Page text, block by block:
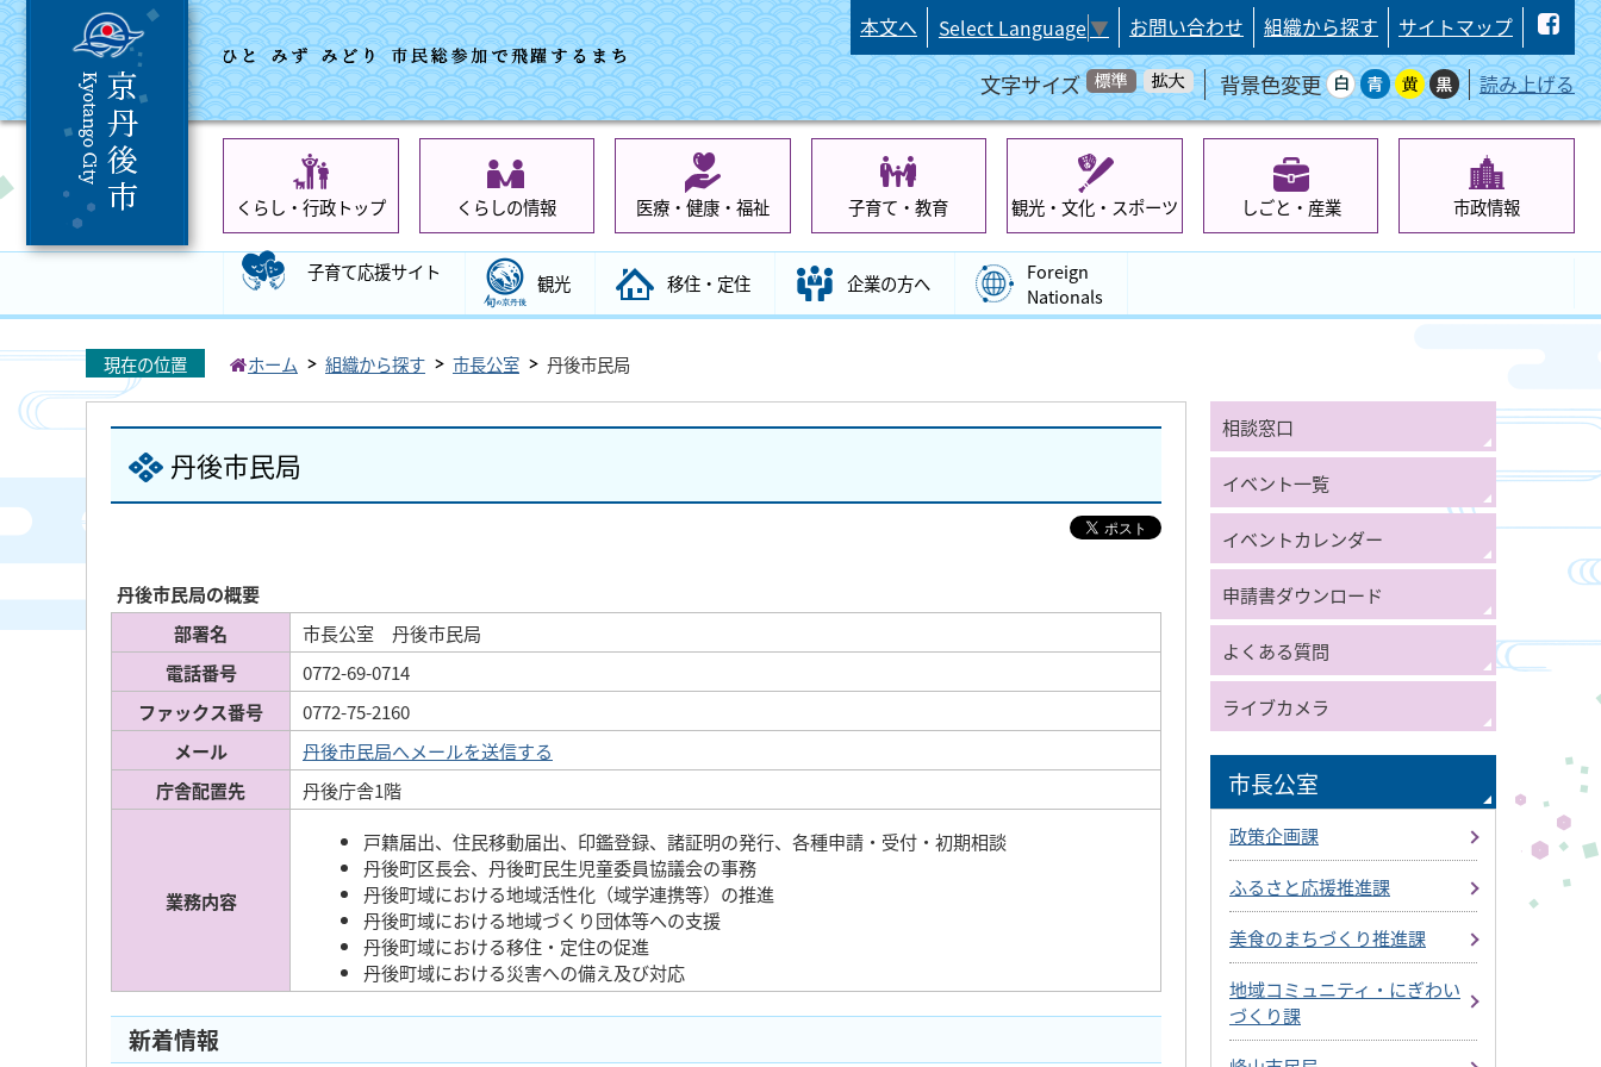
本文へ Select Language▼ お問い合わせ 組織から探す サイトマップ
文字サイズ 背景色変更 読み上げる
くらし・行政トップ くらしの情報 医療・健康・福祉 子育て・教育 観光・文化・スポーツ しごと・産業 市政情報
子育て応援サイト 観光 移住・定住 企業の方へ
Foreign
Nationals
現在の位置 ホーム 組織から探す 市長公室 丹後市民局
丹後市民局
丹後市民局の概要
部署名
市長公室 丹後市民局
電話番号
0772-69-0714
ファックス番号
0772-75-2160
メール
丹後市民局へメールを送信する
庁舎配置先
丹後庁舎1階
業務内容
戸籍届出、住民移動届出、印鑑登録、諸証明の発行、各種申請・受付・初期相談
丹後町区長会、丹後町民生児童委員協議会の事務
丹後町域における地域活性化（域学連携等）の推進
丹後町域における地域づくり団体等への支援
丹後町域における移住・定住の促進
丹後町域における災害への備え及び対応
新着情報
相談窓口
イベント一覧
イベントカレンダー
申請書ダウンロード
よくある質問
ライブカメラ
市長公室
政策企画課
ふるさと応援推進課
美食のまちづくり推進課
地域コミュニティ・にぎわい
づくり課